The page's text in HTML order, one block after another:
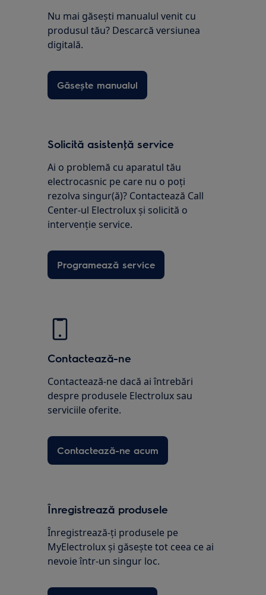
Nu mai găsești manualul venit cu
produsul tău? Descarcă versiunea
digitală.
Găsește manualul
Solicită asistenţă service
Ai o problemă cu aparatul tău
electrocasnic pe care nu o poţi
rezolva singur(ă)? Contactează Call
Center-ul Electrolux și solicită o
intervenţie service.
Programează service
Contactează-ne
Contactează-ne dacă ai întrebări
despre produsele Electrolux sau
serviciile oferite.
Contactează-ne acum
Înregistrează produsele
Înregistrează-ți produsele pe
MyElectrolux și găsește tot ceea ce ai
nevoie într-un singur loc.